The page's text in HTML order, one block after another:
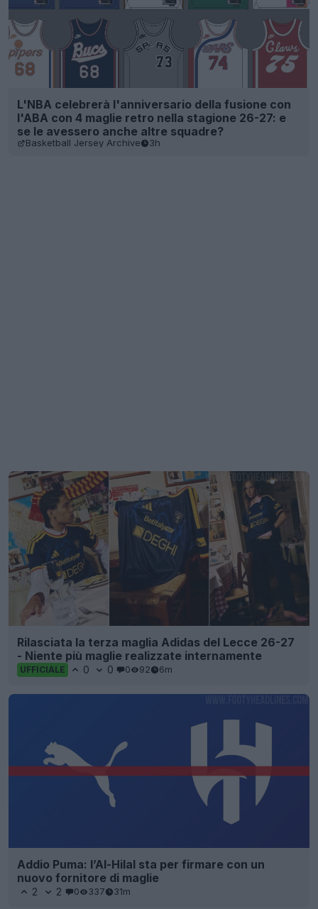
L'NBA celebrerà l'anniversario della fusione con
l'ABA con 4 maglie retro nella stagione 26-27: e
se le avessero anche altre squadre?
Basketball Jersey Archive 3h
Rilasciata la terza maglia Adidas del Lecce 26-27
- Niente più maglie realizzate internamente
UFFICIALE 0 0 0 92 6m
Addio Puma: l’Al-Hilal sta per firmare con un
nuovo fornitore di maglie
2 2 0 337 31m